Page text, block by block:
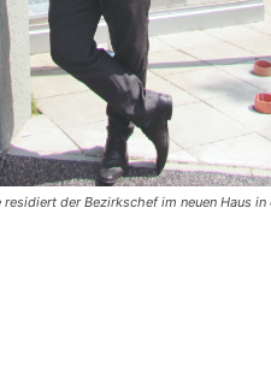
der Bezirkschef im neuen Haus in